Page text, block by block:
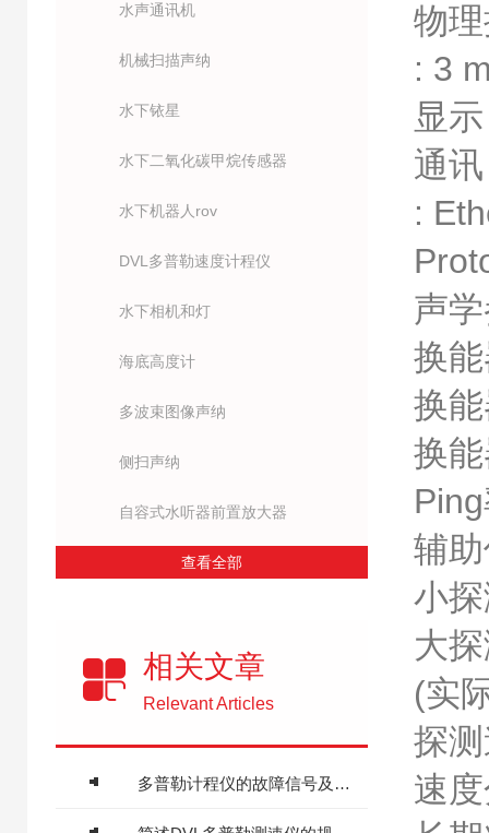
水声通讯机
机械扫描声纳
水下铱星
水下二氧化碳甲烷传感器
水下机器人rov
DVL多普勒速度计程仪
水下相机和灯
海底高度计
多波束图像声纳
侧扫声纳
自容式水听器前置放大器
查看全部
相关文章
Relevant Articles
多普勒计程仪的故障信号及精准解决方法分享
物
: 3
显
通
:
声
换
换
换
辅
小
大
(实
探
速